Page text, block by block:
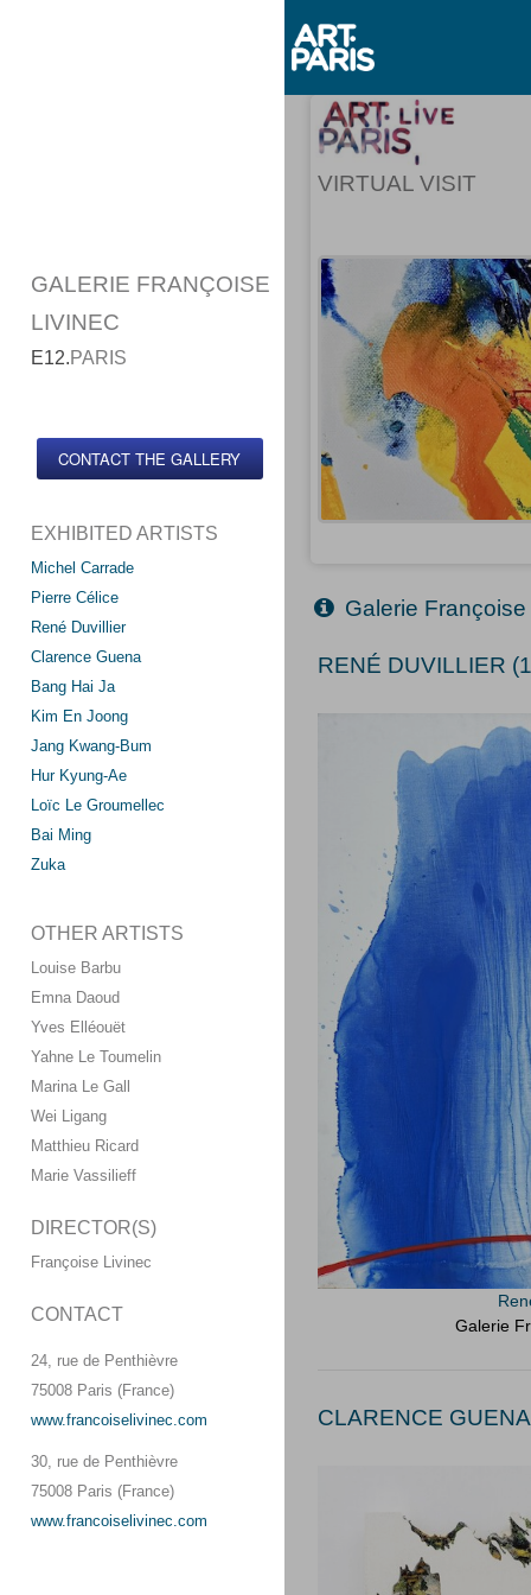
GALERIE FRANÇOISE
LIVINEC
E12.PARIS
CONTACT THE GALLERY
EXHIBITED ARTISTS
Michel Carrade
Pierre Célice
René Duvillier
Clarence Guena
Bang Hai Ja
Kim En Joong
Jang Kwang-Bum
Hur Kyung-Ae
Loïc Le Groumellec
Bai Ming
Zuka
OTHER ARTISTS
Louise Barbu
Emna Daoud
Yves Elléouët
Yahne Le Toumelin
Marina Le Gall
Wei Ligang
Matthieu Ricard
Marie Vassilieff
DIRECTOR(S)
Françoise Livinec
CONTACT
24, rue de Penthièvre
75008 Paris (France)
www.francoiselivinec.com
30, rue de Penthièvre
75008 Paris (France)
www.francoiselivinec.com
VIRTUAL VISIT
Galerie
RENÉ DUVILLIER
Galerie
CLARENCE